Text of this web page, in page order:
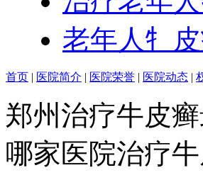
老年人牜
首页 | 医院简介 | 医院荣誉 | 医院动态 |
郑州治疗牛皮
哪家医院治疗牛